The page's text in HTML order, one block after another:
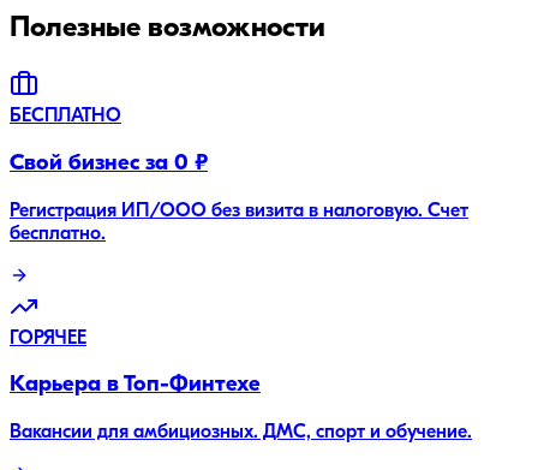
Полезные возможности
БЕСПЛАТНО
Свой бизнес за 0 ₽
Регистрация ИП/ООО без визита в налоговую. Счет
бесплатно.
ГОРЯЧЕЕ
Карьера в Топ-Финтехе
Вакансии для амбициозных. ДМС, спорт и обучение.